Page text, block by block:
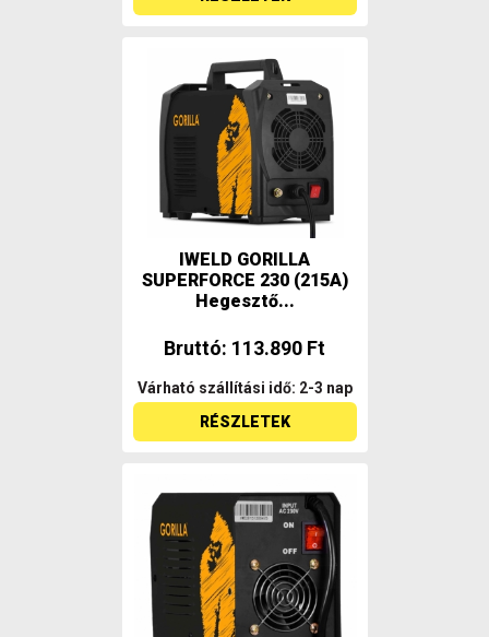
IWELD GORILLA
SUPERFORCE 230 (215A)
Hegesztő...
Bruttó: 113.890 Ft
Várható szállítási idő: 2-3 nap
RÉSZLETEK